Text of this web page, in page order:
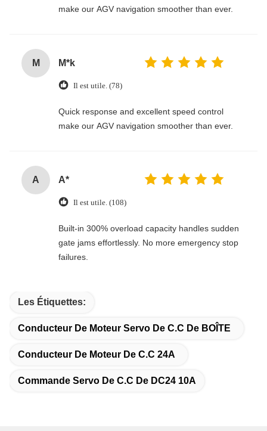
make our AGV navigation smoother than ever.
M M*k
Il est utile. (78)
Quick response and excellent speed control
make our AGV navigation smoother than ever.
A A*
Il est utile. (108)
Built-in 300% overload capacity handles sudden
gate jams effortlessly. No more emergency stop
failures.
Les Étiquettes:
Conducteur De Moteur Servo De C.C De BOÎTE
Conducteur De Moteur De C.C 24A
Commande Servo De C.C De DC24 10A